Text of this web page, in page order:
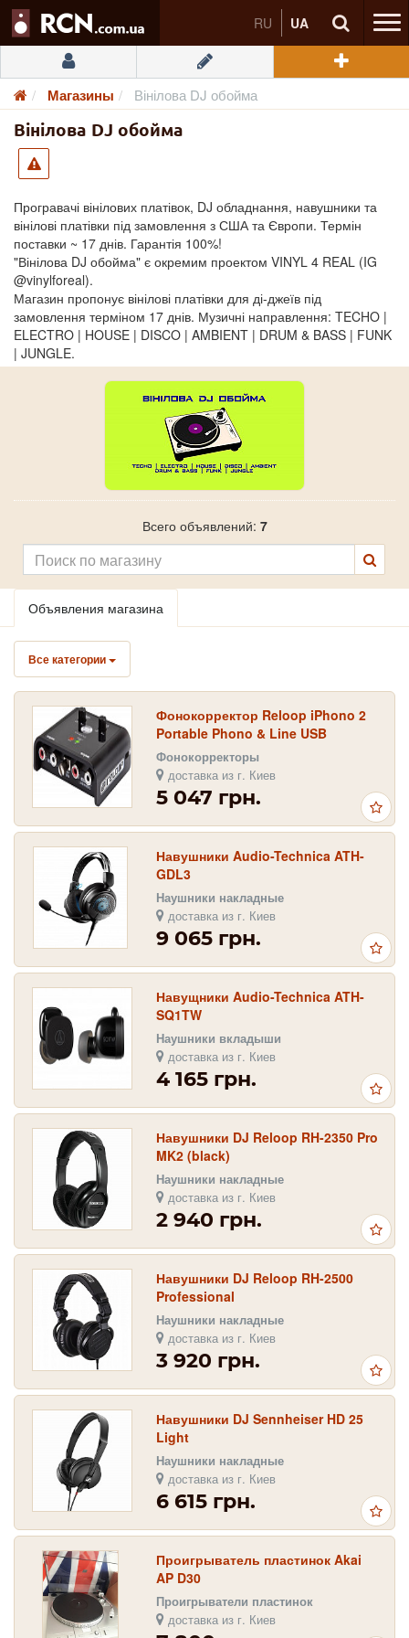
RU UA
Магазины Вінілова DJ обойма
Вінілова DJ обойма
Програвачі вінілових платівок, DJ обладнання, навушники та
вінілові платівки під замовлення з США та Європи. Термін
поставки ~ 17 днів. Гарантія 100%!
"Вінілова DJ обойма" є окремим проектом VINYL 4 REAL (IG
@vinylforeal).
Магазин пропонує вінілові платівки для ді-джеїв під
замовлення терміном 17 днів. Музичні направлення: TECHO |
ELECTRO | HOUSE | DISCO | AMBIENT | DRUM & BASS | FUNK
| JUNGLE.
Всего объявлений: 7
Объявления магазина
Все категории
Фонокорректор Reloop iPhono 2
Portable Phono & Line USB
Recording Interface
Фонокорректоры
доставка из г. Киев
5 047 грн.
Навушники Audio-Technica ATH-
GDL3
Наушники накладные
доставка из г. Киев
9 065 грн.
Навущники Audio-Technica ATH-
SQ1TW
Наушники вкладыши
доставка из г. Киев
4 165 грн.
Навушники DJ Reloop RH-2350 Pro
MK2 (black)
Наушники накладные
доставка из г. Киев
2 940 грн.
Навушники DJ Reloop RH-2500
Professional
Наушники накладные
доставка из г. Киев
3 920 грн.
Навушники DJ Sennheiser HD 25
Light
Наушники накладные
доставка из г. Киев
6 615 грн.
Проигрыватель пластинок Akai
AP D30
Проигрыватели пластинок
доставка из г. Киев